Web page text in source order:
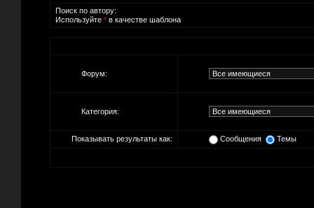
Поиск по автору:
Используйте * в качестве шаблона
Форум:
Категория:
Показывать результаты как: Сообщения Темы